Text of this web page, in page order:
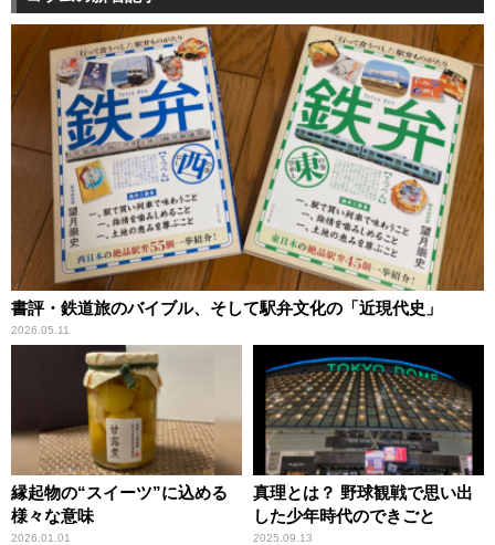
書評・鉄道旅のバイブル、そして駅弁文化の「近現代史」
2026.05.11
縁起物の“スイーツ”に込める
様々な意味
2026.01.01
真理とは？ 野球観戦で思い出
した少年時代のできごと
2025.09.13